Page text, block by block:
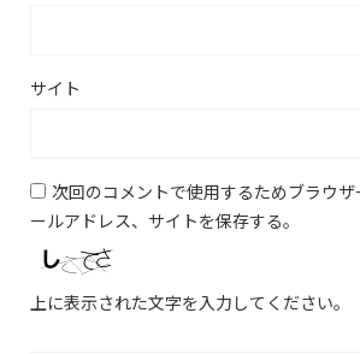
サイト
次回のコメントで使用するためブラウ
ールアドレス、サイトを保存する。
上に表示された文字を入力してください。